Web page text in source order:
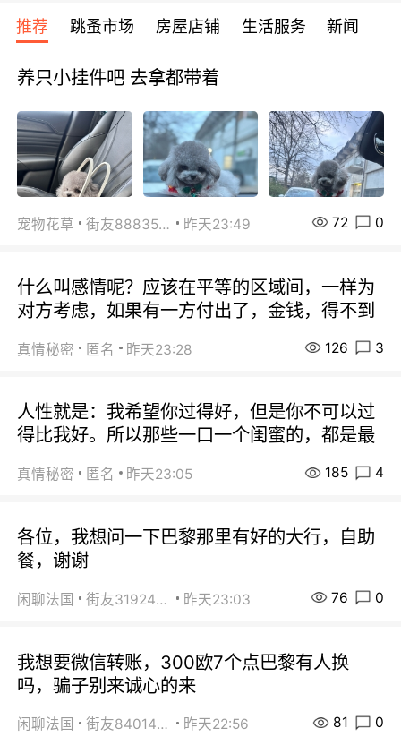
宾馆 108欧/天起
全程756欧/位
欧/天起 ~包拼房
每周铁发！
推荐 跳蚤市场 房屋店铺 生活服务 新闻
养只小挂件吧 去拿都带着
宠物花草 街友88835518 昨天23:49 72 0
什么叫感情呢？应该在平等的区域间，一样为
对方考虑，如果有一方付出了，金钱，得不到
真情秘密 匿名 昨天23:28 126 3
人性就是：我希望你过得好，但是你不可以过
得比我好。所以那些一口一个闺蜜的，都是最
真情秘密 匿名 昨天23:05 185 4
各位，我想问一下巴黎那里有好的大行，自助
餐，谢谢
闲聊法国 街友31924072 昨天23:03 76 0
我想要微信转账，300欧7个点巴黎有人换
吗，骗子别来诚心的来
闲聊法国 街友84014588 昨天22:56 81 0